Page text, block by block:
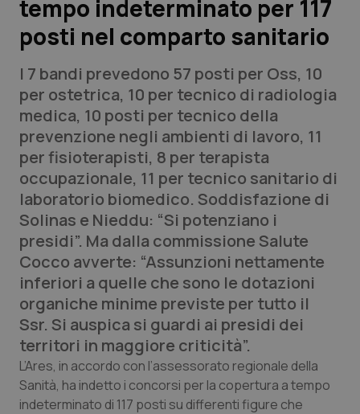
Scienza e Farmaci
Studi e Analisi
Lettere al direttore
Edizioni Regionali
QS Pro
Professionisti Sanitari.AI
Abruzzo
Basilicata
Calabria
Campania
QS Pro Gold
Artrite & artrosi
Asma & BPCO
Car-T
QS Club Newsletter
tempo indeterminato per 117
posti nel comparto sanitario
I 7 bandi prevedono 57 posti per Oss, 10
per ostetrica, 10 per tecnico di radiologia
medica, 10 posti per tecnico della
prevenzione negli ambienti di lavoro, 11
per fisioterapisti, 8 per terapista
occupazionale, 11 per tecnico sanitario di
laboratorio biomedico. Soddisfazione di
Solinas e Nieddu: “Si potenziano i
presidi”. Ma dalla commissione Salute
Cocco avverte: “Assunzioni nettamente
inferiori a quelle che sono le dotazioni
organiche minime previste per tutto il
Ssr. Si auspica si guardi ai presidi dei
territori in maggiore criticità”.
L’Ares, in accordo con l’assessorato regionale della
Sanità, ha indetto i concorsi per la copertura a tempo
indeterminato di 117 posti su differenti figure che